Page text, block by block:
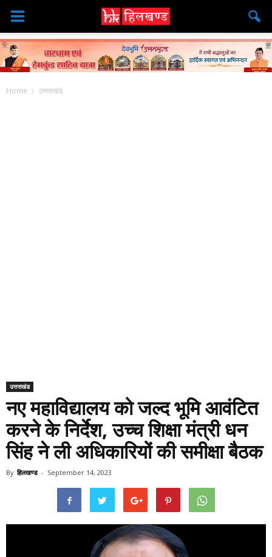
Home उत्तराखंड
उत्तराखंड
नए महाविद्यालय को जल्द भूमि आवंटित
करने के निर्देश, उच्च शिक्षा मंत्री धन
सिंह ने ली अधिकारियों की समीक्षा बैठक
By हिलखण्ड - September 14, 2023